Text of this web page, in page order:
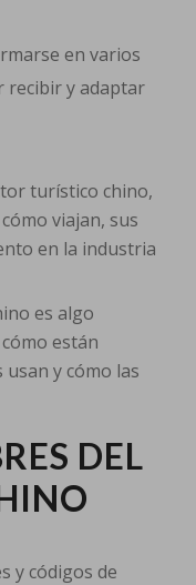
en varios
recibir y adaptar
turístico chino,
viajan, sus
en la industria
es algo
están
y cómo las
DEL
y códigos de